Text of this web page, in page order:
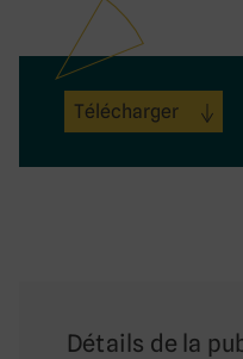
Télécharger
Détails de la